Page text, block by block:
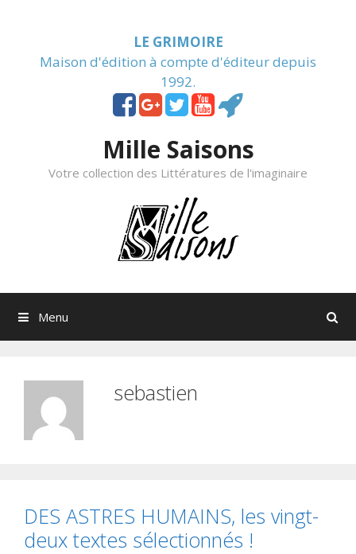
LE GRIMOIRE
Maison d'édition à compte d'éditeur depuis
1992.
Mille Saisons
Votre collection des Littératures de l'imaginaire
Rechercher
Menu
sebastien
DES ASTRES HUMAINS, les vingt-
deux textes sélectionnés !